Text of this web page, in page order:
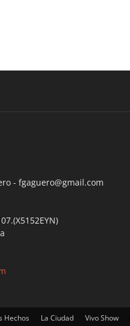
- fgaguero@gmail.com
Hechos La Ciudad Vivo Show